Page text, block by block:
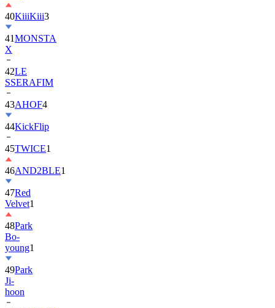
40KiiiKiii3
41MONSTA
X
42LE
SSERAFIM
43AHOF4
44KickFlip
45TWICE1
46AND2BLE1
47Red
Velvet1
48Park
Bo-
young1
49Park
Ji-
hoon